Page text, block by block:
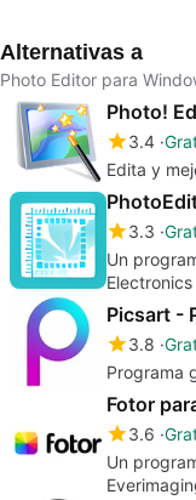
Alternativas a
Photo Editor para
Photo!
3.4
Edita y
3.3
Un
Electronics
Picsart -
3.8
Programa
Fotor
3.6
Un